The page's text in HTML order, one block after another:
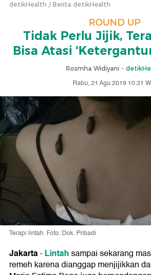
detikHealth Berita detikHealth
ROUND UP
Tidak Perlu Jijik,
Bisa Atasi
Rosmha Widiyani -
Rabu, 21 Agu 2019 10:31
Terapi lintah. Foto: Dok. Pribadi
Jakarta-Lintahsampai sekarang
remeh karena dianggap menjijikkan